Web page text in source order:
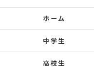
ホーム
中学生
高校生